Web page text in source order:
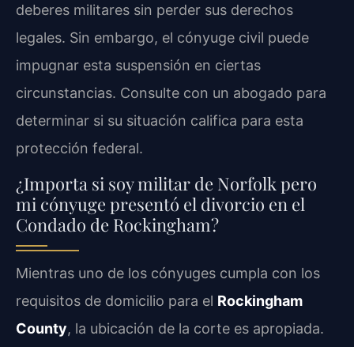
deberes militares sin perder sus derechos
legales. Sin embargo, el cónyuge civil puede
impugnar esta suspensión en ciertas
circunstancias. Consulte con un abogado para
determinar si su situación califica para esta
protección federal.
¿Importa si soy militar de Norfolk pero
mi cónyuge presentó el divorcio en el
Condado de Rockingham?
Mientras uno de los cónyuges cumpla con los
requisitos de domicilio para el Rockingham
County, la ubicación de la corte es apropiada.